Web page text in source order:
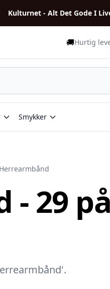
Kulturnet - Alt Det Gode I
🚚Hurtig
Smykker
Herrearmbånd
- 29 på